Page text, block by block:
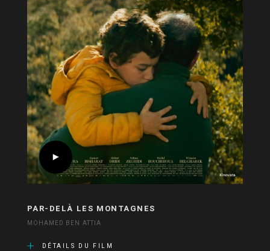
PAR-DELÀ LES MONTAGNES
MOHAMED BEN ATTIA
DÉTAILS DU FILM